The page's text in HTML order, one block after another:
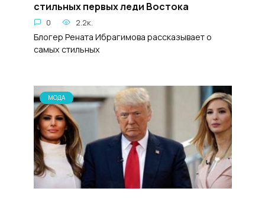
стильных первых леди Востока
0 2.2к.
Блогер Рената Ибрагимова рассказывает о
самых стильных
МОДА